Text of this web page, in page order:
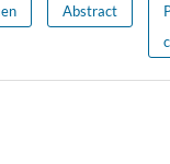
Abstract